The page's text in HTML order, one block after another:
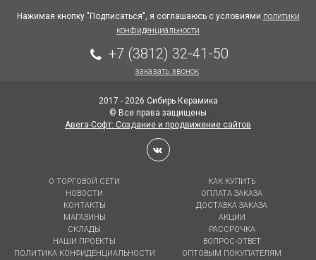
Нажимая кнопку "Подписаться", я соглашаюсь с условиями политики
конфиденциальности
+7 (3812) 32-41-50
заказать звонок
2017 - 2026 Сибирь Керамика
© Все права защищены
Авега-Софт: Создание и продвижение сайтов
О ТОРГОВОЙ СЕТИ
НОВОСТИ
КОНТАКТЫ
МАГАЗИНЫ
СКЛАДЫ
НАШИ ПРОЕКТЫ
ПОЛИТИКА КОНФИДЕНЦИАЛЬНОСТИ
КАК КУПИТЬ
ОПЛАТА ЗАКАЗА
ДОСТАВКА ЗАКАЗА
АКЦИИ
РАССРОЧКА
ВОПРОС-ОТВЕТ
ОПТОВЫМ ПОКУПАТЕЛЯМ